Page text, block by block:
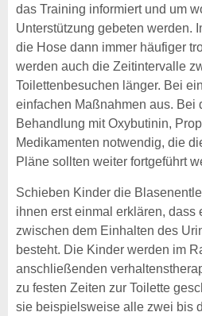
das Training informiert und um
Unterstützung gebeten werden.
die Hose dann immer häufiger
werden auch die Zeitintervalle
Toilettenbesuchen länger. Bei
einfachen Maßnahmen aus. Bei
Behandlung mit Oxybutinin,
Medikamenten notwendig, die
Pläne sollten weiter fortgeführt
Schieben Kinder die
ihnen erst einmal erklären, dass
zwischen dem Einhalten des
besteht. Die Kinder werden im
anschließenden
zu festen Zeiten zur Toilette
sie beispielsweise alle zwei bis